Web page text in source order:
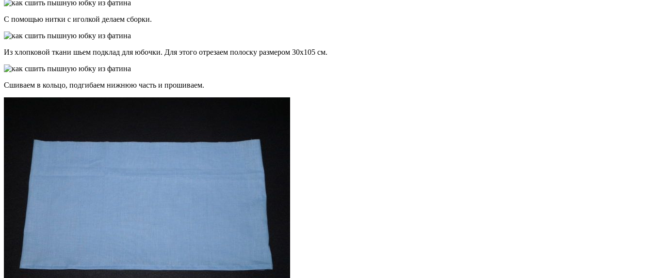
С помощью нитки с иголкой делаем сборки.
Из хлопковой ткани шьем подклад для юбочки. Для этого отрезаем полоску размером 30х105 см.
Сшиваем в кольцо, подгибаем нижнюю часть и прошиваем.